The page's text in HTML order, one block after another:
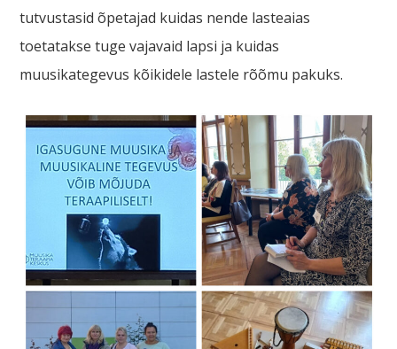
tutvustasid õpetajad kuidas nende lasteaias
toetatakse tuge vajavaid lapsi ja kuidas
muusikategevus kõikidele lastele rõõmu pakuks.